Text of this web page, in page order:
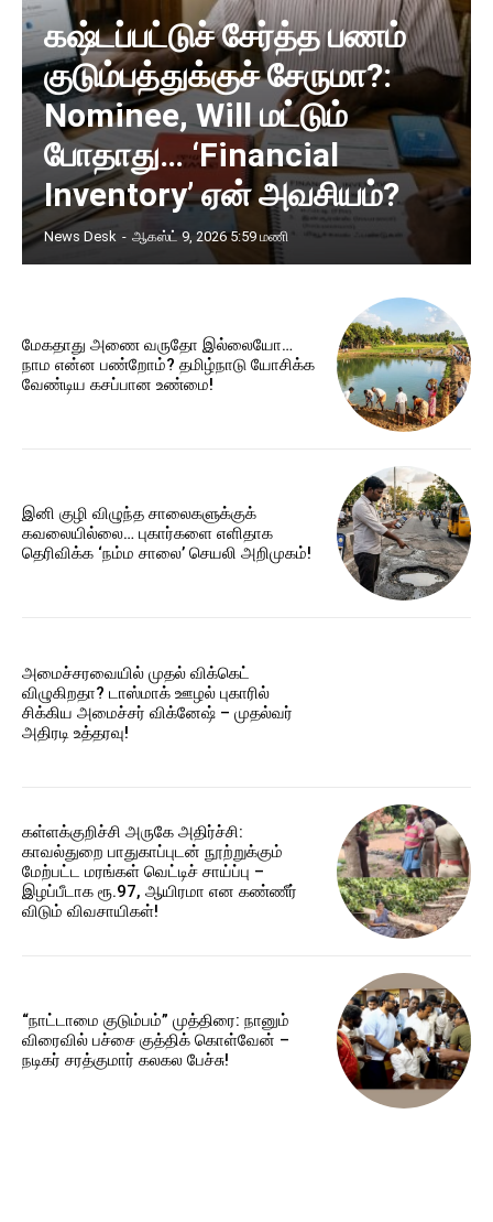
கஷ்டப்பட்டுச் சேர்த்த பணம்
குடும்பத்துக்குச் சேருமா?:
Nominee, Will மட்டும்
போதாது… ‘Financial
Inventory’ ஏன் அவசியம்?
News Desk - ஆகஸ்ட் 9, 2026 5:59 மணி
மேகதாது அணை வருதோ இல்லையோ…
நாம என்ன பண்றோம்? தமிழ்நாடு யோசிக்க
வேண்டிய கசப்பான உண்மை!
இனி குழி விழுந்த சாலைகளுக்குக்
கவலையில்லை… புகார்களை எளிதாக
தெரிவிக்க ‘நம்ம சாலை’ செயலி அறிமுகம்!
அமைச்சரவையில் முதல் விக்கெட்
விழுகிறதா? டாஸ்மாக் ஊழல் புகாரில்
சிக்கிய அமைச்சர் விக்னேஷ் – முதல்வர்
அதிரடி உத்தரவு!
கள்ளக்குறிச்சி அருகே அதிர்ச்சி:
காவல்துறை பாதுகாப்புடன் நூற்றுக்கும்
மேற்பட்ட மரங்கள் வெட்டிச் சாய்ப்பு –
இழப்பீடாக ரூ.97, ஆயிரமா என கண்ணீர்
விடும் விவசாயிகள்!
“நாட்டாமை குடும்பம்” முத்திரை: நானும்
விரைவில் பச்சை குத்திக் கொள்வேன் –
நடிகர் சரத்குமார் கலகல பேச்சு!